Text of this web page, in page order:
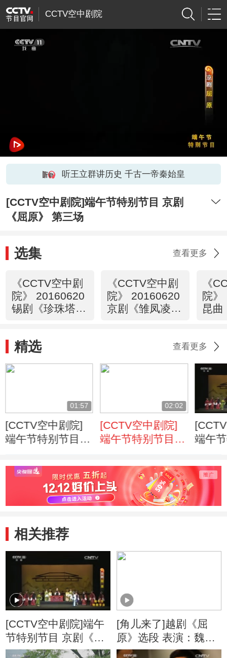
CCTV空中剧院
听王立群讲历史 千古一帝秦始皇
[CCTV空中剧院]端午节特别节目 京剧
《屈原》 第三场
选集 查看更多
《CCTV空中剧
院》 20160620
锡剧《珍珠塔》
《CCTV空中剧
院》 20160620
京剧《雏凤凌
《
院》
昆曲
精选 查看更多
01:57
[CCTV空中剧院]
端午节特别节目
五场
02:02
[CCTV空中剧院]
端午节特别节目
三场
端午
一场
相关推荐
[CCTV空中剧院]端午
节特别节目 京剧《屈
原》 第一场
[角儿来了]越剧《屈
原》选段 表演：魏春
芳 等